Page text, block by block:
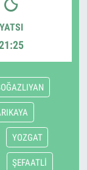
YATSI
YOZGAT
ŞEFAATLİ